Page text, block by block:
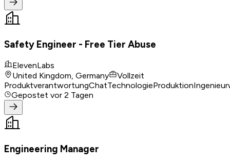
Safety Engineer - Free Tier Abuse
ElevenLabs
United Kingdom, Germany
Vollzeit
ProduktverantwortungChatTechnologieProduktion
Gepostet vor 2 Tagen
Engineering Manager